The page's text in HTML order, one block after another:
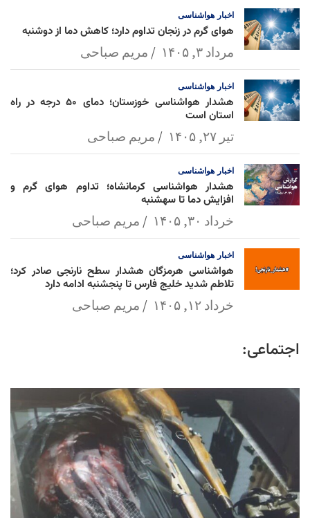
اخبار هواشناسی
هوای گرم در زنجان تداوم دارد؛ کاهش دما از دوشنبه
مرداد ۳, ۱۴۰۵ مریم صباحی
اخبار هواشناسی
هشدار هواشناسی خوزستان؛ دمای ۵۰ درجه در راه
استان است
تیر ۲۷, ۱۴۰۵ مریم صباحی
اخبار هواشناسی
هشدار هواشناسی کرمانشاه؛ تداوم هوای گرم و
افزایش دما تا سهشنبه
خرداد ۳۰, ۱۴۰۵ مریم صباحی
اخبار هواشناسی
هواشناسی هرمزگان هشدار سطح نارنجی صادر کرد؛
تلاطم شدید خلیج فارس تا پنجشنبه ادامه دارد
خرداد ۱۲, ۱۴۰۵ مریم صباحی
اجتماعی: